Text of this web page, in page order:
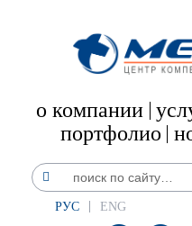
о компании
портфолио
РУС ENG